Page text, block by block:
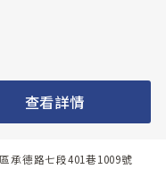
查看詳情
承德路七段401巷1009號